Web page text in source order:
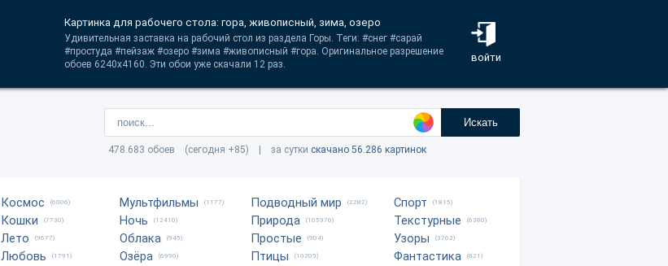
войти
Картинка для рабочего стола: гора, живописный, зима, озеро
Удивительная заставка на рабочий стол из раздела Горы. Теги: #снег #сарай
#простуда #пейзаж #озеро #зима #живописный #гора. Оригинальное разрешение
обоев 6240x4160. Эти обои уже скачали 12 раз.
Искать
478.683 обоев (сегодня +85) | за сутки скачано 56.286 картинок
Космос (6006)
Кошки (7730)
Лето (9677)
Любовь (1791)
Мультфильмы (1177)
Ночь (12410)
Облака (945)
Озёра (6990)
Подводный мир (2282)
Природа (105976)
Простые (904)
Птицы (10205)
Спорт (1815)
Текстурные (6380)
Узоры (3762)
Фантастика (821)